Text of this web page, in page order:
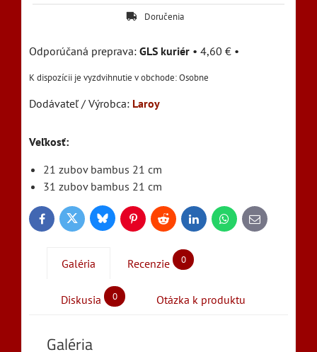
Doručenia
GLS kuriér • 4,60 € •
Osobne
Dodávateľ / Výrobca: Laroy
Veľkosť:
21 zubov bambus 21 cm
31 zubov bambus 21 cm
FacebookTwitter BlueskyPinterestReddit LinkedInWhatsApp
E-
mail
Galéria Recenzie 0
Diskusia 0 Otázka k produktu
Galéria